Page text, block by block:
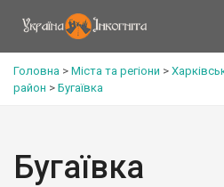
Головна > Міста та регіони >
район > Бугаївка
Бугаївка